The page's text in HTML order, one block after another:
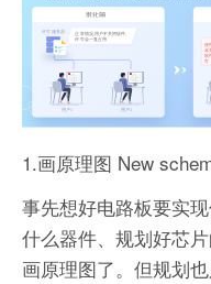
1.画原理图 New
事先想好电路板要实
什么器件、规划好芯
画原理图了。但规划